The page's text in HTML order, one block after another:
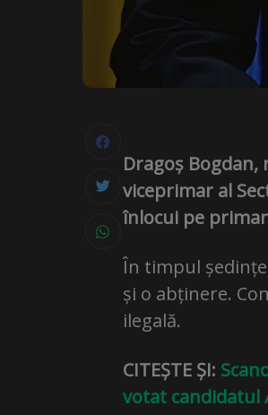
Dragoș
viceprimar al
înlocui pe
În timpul
și o abținere.
ilegală.
CITEȘTE ȘI:
votat candidatul